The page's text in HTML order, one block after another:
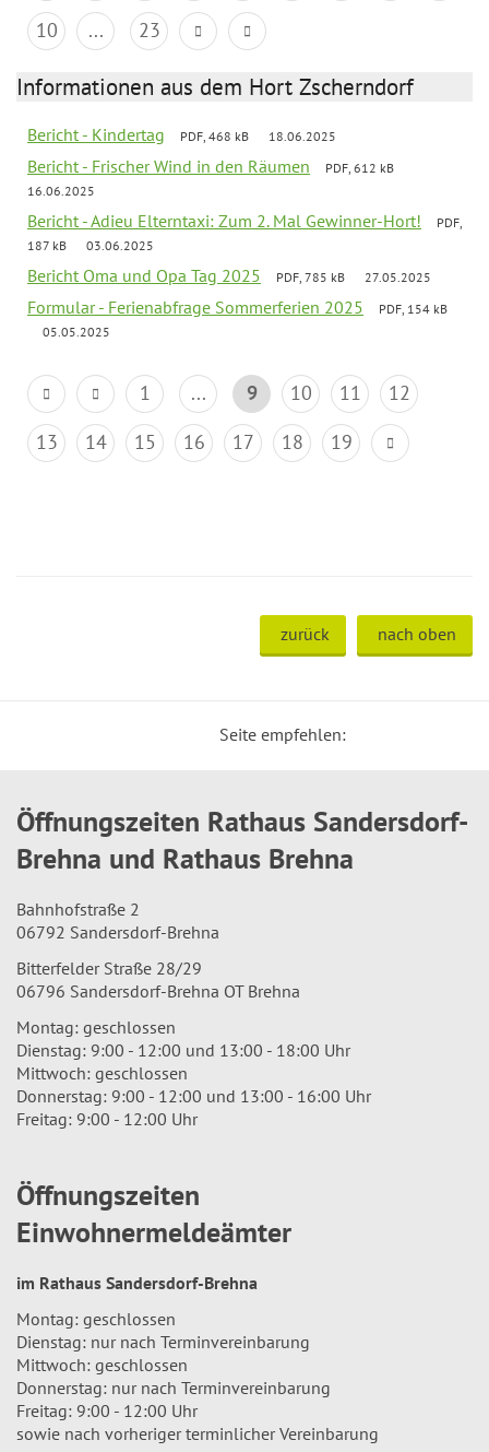
10
... 23
Informationen aus dem Hort Zscherndorf
Bericht - Kindertag PDF, 468 kB 18.06.2025
Bericht - Frischer Wind in den Räumen
PDF, 612 kB
16.06.2025
Bericht - Adieu Elterntaxi: Zum 2. Mal Gewinner-Hort!
PDF,
187 kB
03.06.2025
Bericht Oma und Opa Tag 2025 PDF, 785 kB 27.05.2025
Formular - Ferienabfrage Sommerferien 2025
PDF, 154 kB
05.05.2025
1 ... 9 10 11
12
13
14 15 16 17 18 19
zurück nach oben
Seite empfehlen:
Öffnungszeiten Rathaus Sandersdorf-
Brehna und Rathaus Brehna
Bahnhofstraße 2
06792 Sandersdorf-Brehna
Bitterfelder Straße 28/29
06796 Sandersdorf-Brehna OT Brehna
Montag: geschlossen
Dienstag: 9:00 - 12:00 und 13:00 - 18:00 Uhr
Mittwoch: geschlossen
Donnerstag: 9:00 - 12:00 und 13:00 - 16:00 Uhr
Freitag: 9:00 - 12:00 Uhr
Öffnungszeiten
Einwohnermeldeämter
im Rathaus Sandersdorf-Brehna
Montag: geschlossen
Dienstag: nur nach Terminvereinbarung
Mittwoch: geschlossen
Donnerstag: nur nach Terminvereinbarung
Freitag: 9:00 - 12:00 Uhr
sowie nach vorheriger terminlicher Vereinbarung